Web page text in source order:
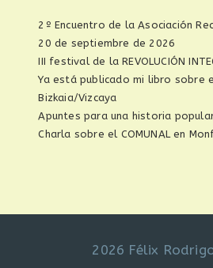
2º Encuentro de la Asociación
20 de septiembre de 2026
III festival de la REVOLUCIÓN
Ya está publicado mi libro sobre
Bizkaia/Vizcaya
Apuntes para una historia
Charla sobre el COMUNAL en
2026 Félix